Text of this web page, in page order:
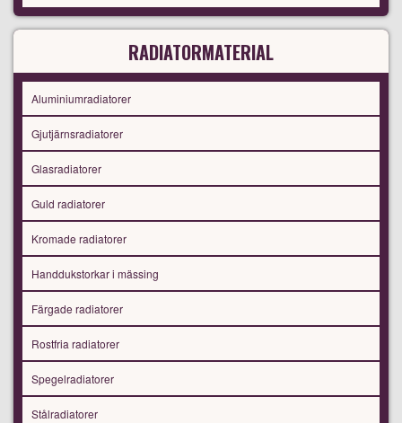
RADIATORMATERIAL
Aluminiumradiatorer
Gjutjärnsradiatorer
Glasradiatorer
Guld radiatorer
Kromade radiatorer
Handdukstorkar i mässing
Färgade radiatorer
Rostfria radiatorer
Spegelradiatorer
Stålradiatorer